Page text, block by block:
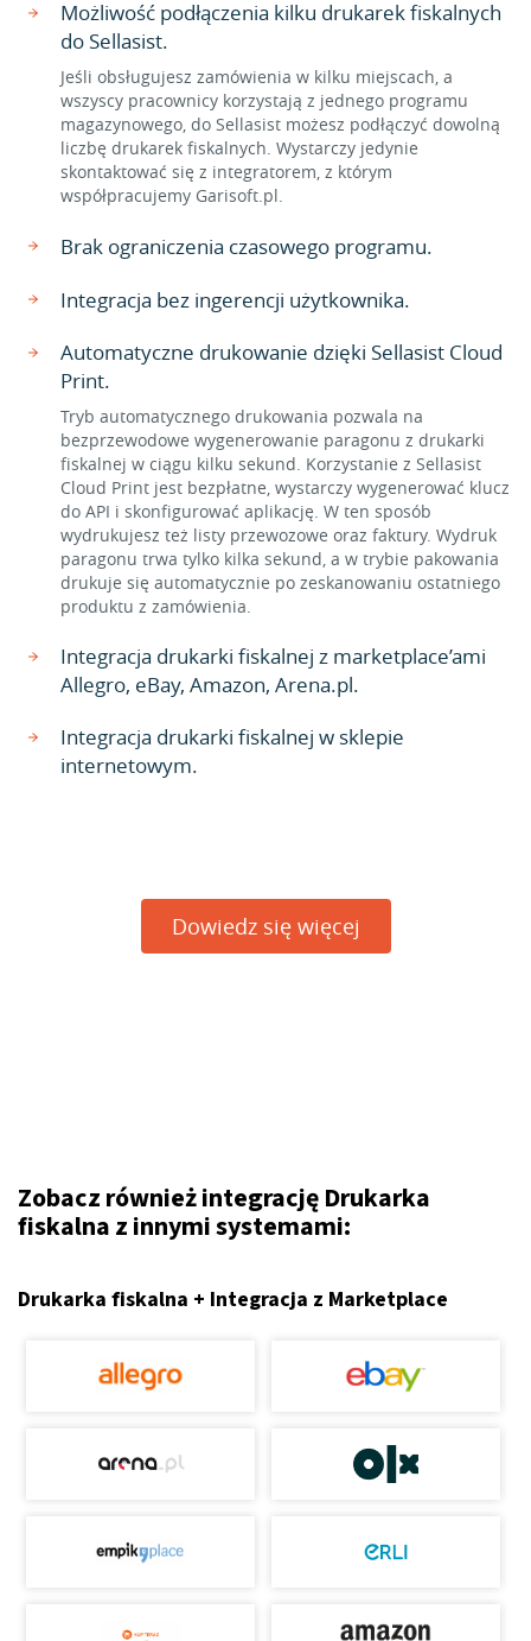
Możliwość podłączenia kilku drukarek fiskalnych
do Sellasist.
Jeśli obsługujesz zamówienia w kilku miejscach, a
wszyscy pracownicy korzystają z jednego programu
magazynowego, do Sellasist możesz podłączyć dowolną
liczbę drukarek fiskalnych. Wystarczy jedynie
skontaktować się z integratorem, z którym
współpracujemy Garisoft.pl.
Brak ograniczenia czasowego programu.
Integracja bez ingerencji użytkownika.
Automatyczne drukowanie dzięki Sellasist Cloud
Print.
Tryb automatycznego drukowania pozwala na
bezprzewodowe wygenerowanie paragonu z drukarki
fiskalnej w ciągu kilku sekund. Korzystanie z Sellasist
Cloud Print jest bezpłatne, wystarczy wygenerować klucz
do API i skonfigurować aplikację. W ten sposób
wydrukujesz też listy przewozowe oraz faktury. Wydruk
paragonu trwa tylko kilka sekund, a w trybie pakowania
drukuje się automatycznie po zeskanowaniu ostatniego
produktu z zamówienia.
Integracja drukarki fiskalnej z marketplace’ami
Allegro, eBay, Amazon, Arena.pl.
Integracja drukarki fiskalnej w sklepie
internetowym.
Dowiedz się więcej
Zobacz również integrację Drukarka
fiskalna z innymi systemami:
Drukarka fiskalna + Integracja z Marketplace